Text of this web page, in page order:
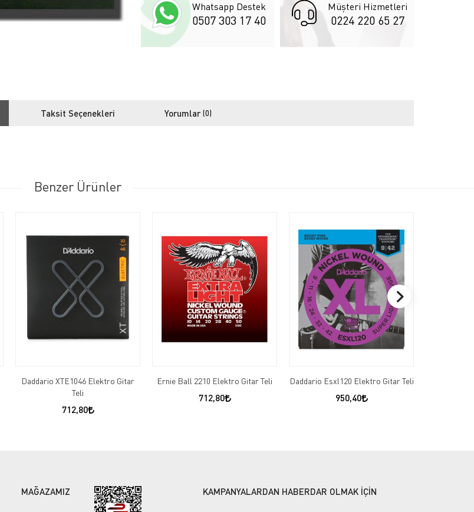
Whatsapp Destek
0507 303 17 40
Müşteri Hizmetleri
0224 220 65 27
Taksit Seçenekleri Yorumlar (0)
Benzer Ürünler
Daddario XTE1046 Elektro Gitar
Teli
712,80
Ernie Ball 2210 Elektro Gitar Teli
712,80
Daddario Esxl120 Elektro Gitar Teli
950,40
MAĞAZAMIZ KAMPANYALARDAN HABERDAR OLMAK İÇİN